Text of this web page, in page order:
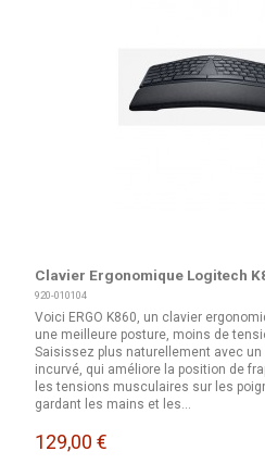
Clavier Ergonomique Logitech
920-010104
Voici ERGO K860, un clavier
une meilleure posture, moins de
Saisissez plus naturellement avec un
incurvé, qui améliore la position de
les tensions musculaires sur les
gardant les mains et les...
129,00 €